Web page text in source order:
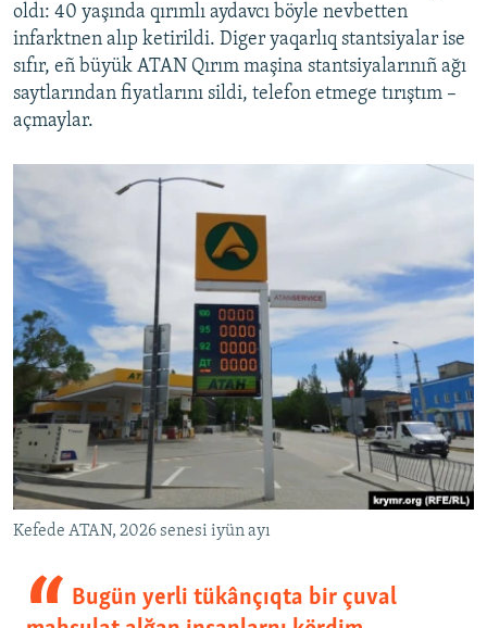
oldı: 40 yaşında qırımlı aydavcı böyle nevbetten
infarktnen alıp ketirildi. Diger yaqarlıq stantsiyalar ise
sıfır, eñ büyük ATAN Qırım maşina stantsiyalarınıñ ağı
saytlarından fiyatlarını sildi, telefon etmege tırıştım –
açmaylar.
Kefede ATAN, 2026 senesi iyün ayı
Bugün yerli tükânçıqta bir çuval